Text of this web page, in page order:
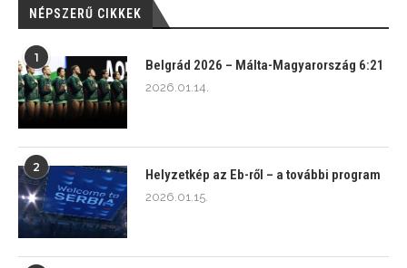
NÉPSZERŰ CIKKEK
1
Belgrád 2026 – Málta-Magyarország 6:21
2026.01.14.
2
Helyzetkép az Eb-ről – a további program
2026.01.15.